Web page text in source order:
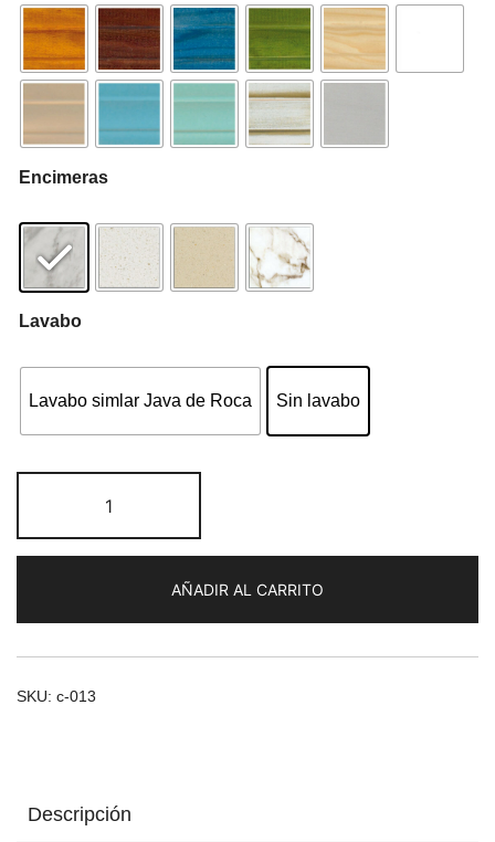
Encimeras
Lavabo
Lavabo simlar Java de Roca Sin lavabo
de
baño
80x58x81
AÑADIR AL CARRITO
SKU: c-013
Descripción